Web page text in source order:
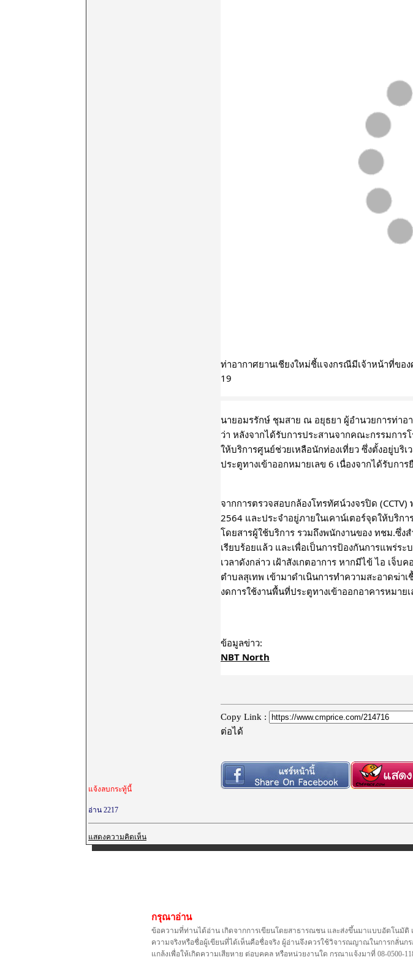
ท่าอากาศยานเชียงใหม่ชี้แจงกรณีมีเจ้าหน้าที่ขอ
19
นายอมรรักษ์ ชุมสาย ณ อยุธยา ผู้อำนวยการท่า
ว่า หลังจากได้รับการประสานจากคณะกรรมกา
ให้บริการศูนย์ช่วยเหลือนักท่องเที่ยว ซึ่งตั้งอยู่บริ
ประตูทางเข้าออกหมายเลข 6 เนื่องจากได้รับกา
จากการตรวจสอบกล้องโทรทัศน์วงจรปิด
2564 และประจำอยู่ภายในเคาน์เตอร์จุดให้บริ
โดยสารผู้ใช้บริการ รวมถึงพนักงานของ ทชม.ซึ่ง
เรียบร้อยแล้ว และเพื่อเป็นการป้องกันการแพร่ร
เวลาดังกล่าว เฝ้าสังเกตอาการ หากมีไข้ ไอ เ
ตำบลสุเทพ เข้ามาดำเนินการทำความสะอาดฆ่
งดการใช้งานพื้นที่ประตูทางเข้าออกอาคารหมา
NBT North
Copy Link :
ต่อได้
แจ้งลบกระทู้นี้
อ่าน 2217
แสดงความคิดเห็น
กรุณาอ่าน
ข้อความที่ท่านได้อ่าน เกิดจากการเขียนโดยสาธารณชน และส่งขึ้นมาแบบอัตโนมัติ
ความจริงหรือชื่อผู้เขียนที่ได้เห็นคือชื่อจริง ผู้อ่านจึงควรใช้วิจารณญาณในการกลั่น
แกล้งเพื่อให้เกิดความเสียหาย ต่อบุคคล หรือหน่วยงานใด กรุณาแจ้งมาที่ 08-